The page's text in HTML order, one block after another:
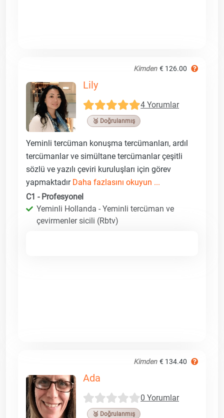
Kimden € 126.00
Lily
4 Yorumlar
🥉 Doğrulanmış
Yeminli tercüman konuşma tercümanları, ardıl
tercümanlar ve simültane tercümanlar çeşitli
sözlü ve yazılı çeviri kuruluşları için görev
yapmaktadır Daha fazlasını okuyun ...
C1 - Profesyonel
Yeminli Hollanda - Yeminli tercüman ve
çevirmenler sicili (Rbtv)
Kimden € 134.40
Ada
0 Yorumlar
🥉 Doğrulanmış